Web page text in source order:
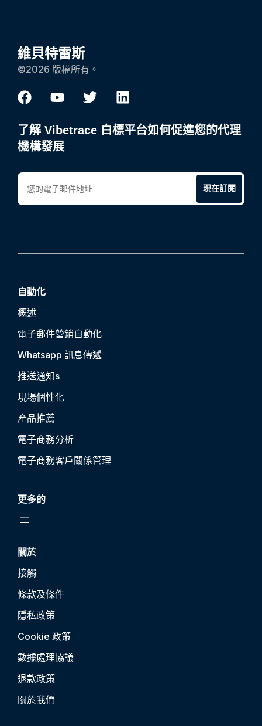
維貝特雷斯
©2026 版權所有。
了解 Vibetrace 白標平台如何促進您的代理
機構發展
現在訂閱
自動化
概述
電子郵件營銷自動化
Whatsapp 訊息傳遞
推送通知s
現場個性化
產品推薦
電子商務分析
電子商務客戶關係管理
更多的
關於
接觸
條款及條件
隱私政策
Cookie 政策
數據處理協議
退款政策
關於我們